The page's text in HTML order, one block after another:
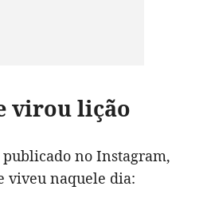
virou lição
no Instagram,
viveu naquele dia: